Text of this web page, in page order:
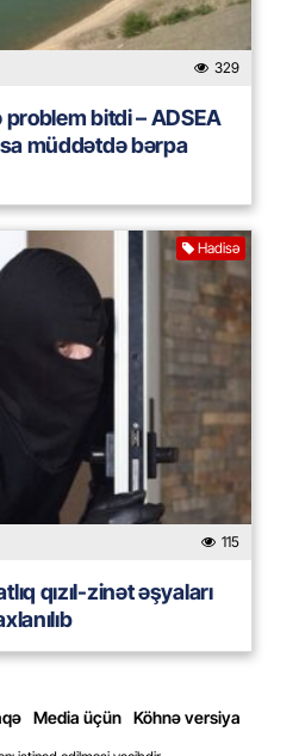
329
bitdi – ADSEA
müddətdə bərpa
Hadisə
115
qızıl-zinət əşyaları
Media üçün Köhnə versiya